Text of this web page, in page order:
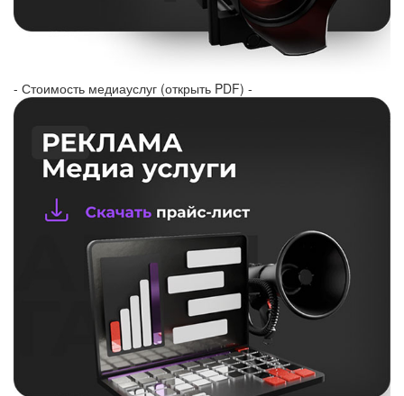
- Стоимость медиауслуг (открыть PDF) -